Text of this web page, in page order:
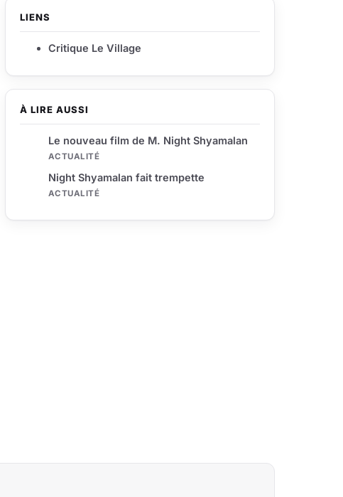
À LIRE AUSSI
Le nouveau film de M. Night Shyamalan
ACTUALITÉ
Night Shyamalan fait trempette
ACTUALITÉ
LIENS
Critique Le Village